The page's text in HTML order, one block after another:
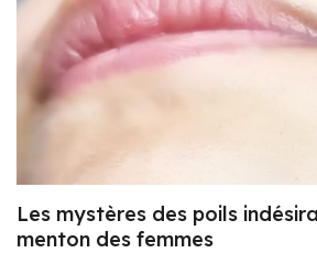
Les mystères des poils
menton des femmes